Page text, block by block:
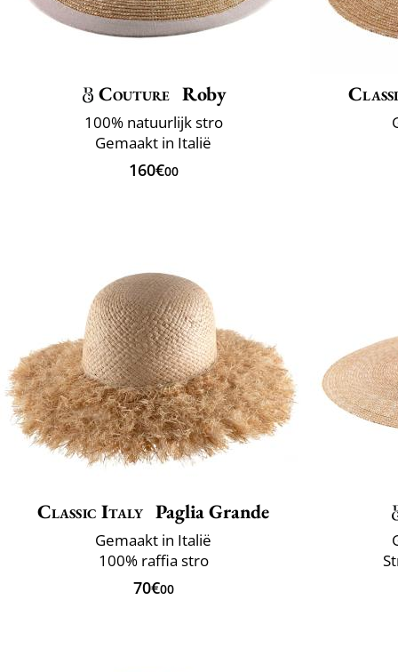
Couture Roby
100% natuurlijk stro
Gemaakt in Italië
160€00
Classic Italy Paglia Grande
Gemaakt in Italië
100% raffia stro
70€00